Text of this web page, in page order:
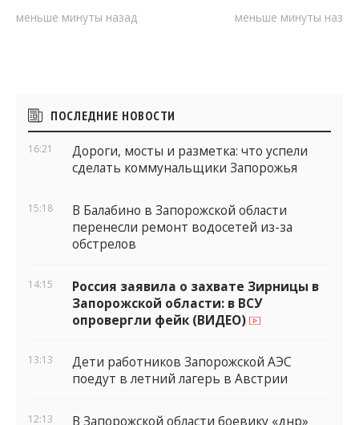
меньше минуты назад меньше минуты назад
Боковые
виджеты
ПОСЛЕДНИЕ НОВОСТИ
16:21
Дороги, мосты и разметка: что успели
сделать коммунальщики Запорожья
15:18
В Балабино в Запорожской области
перенесли ремонт водосетей из-за
обстрелов
14:15
Россия заявила о захвате Зирницы в
Запорожской области: в ВСУ
опровергли фейк (ВИДЕО)
13:13
Дети работников Запорожской АЭС
поедут в летний лагерь в Австрии
12:13
В Запорожской области боевику «днр»